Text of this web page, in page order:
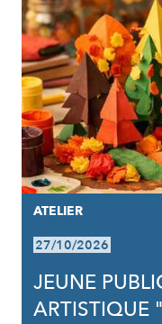
ATELIER
27/10/2026
JEUNE
ARTISTIQUE